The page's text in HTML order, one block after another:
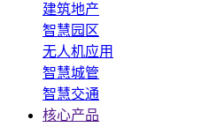
建筑地产
智慧园区
无人机应用
智慧城管
智慧交通
核心产品